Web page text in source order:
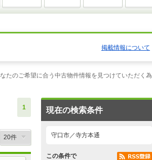
掲載情報について
たのご希望に合う中古物件情報を見つけていただく為
1 現在の検索条件
守口市／寺方本通
この条件で